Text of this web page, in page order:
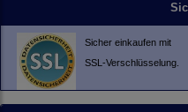
Sicher einkaufen mit
SSL-Verschlüsselung.